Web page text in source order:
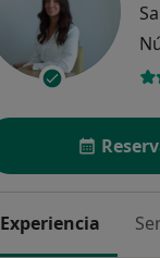
Experiencia